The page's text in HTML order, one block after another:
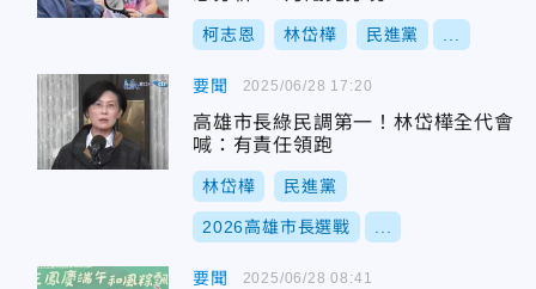
柯志恩 林岱樺 民進黨
要聞
高雄市長綠民調第一！林岱樺全代會
喊：有責任領跑
林岱樺 民進黨
2026高雄市長選戰
2025/06/28 17:20
要聞 2025/06/28 08:41